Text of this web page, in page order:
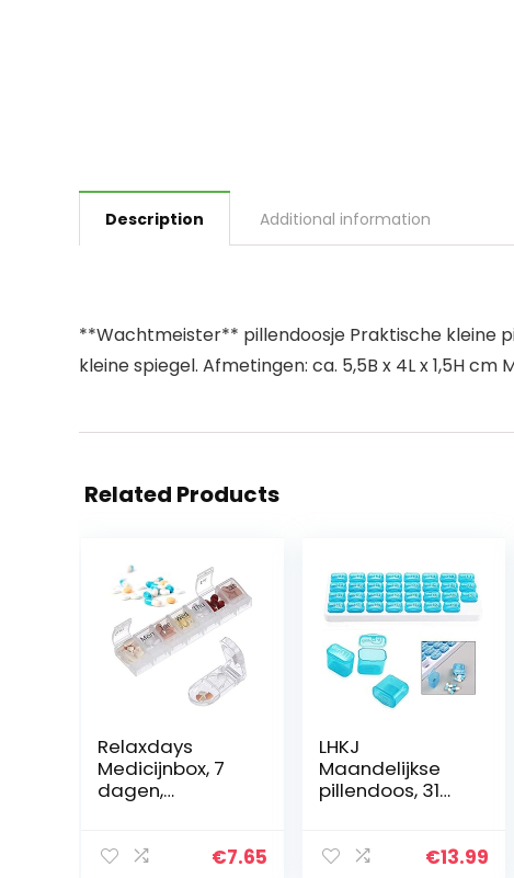
Description Additional information
**Wachtmeister** pillendoosje Praktische kleine
kleine spiegel. Afmetingen: ca. 5,5B x 4L x 1,5H
Related Products
Relaxdays
Medicijnbox, 7
dagen,
wekelijkse
€7.65
LHKJ
Maandelijkse
pillendoos, 31
uitneembare
€13.99